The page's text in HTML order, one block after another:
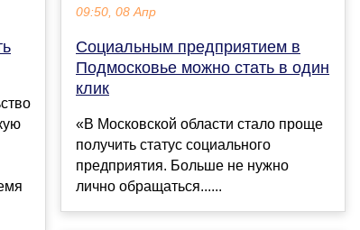
09:50, 08 Апр
Социальным предприятием в
Подмосковье можно стать в один
клик
«В Московской области стало проще
получить статус социального
предприятия. Больше не нужно
лично обращаться......